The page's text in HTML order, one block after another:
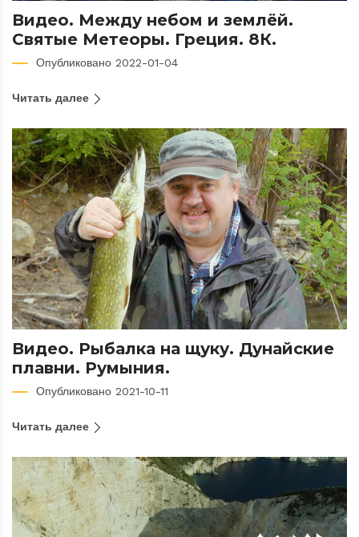
Видео. Между небом и землёй.
Святые Метеоры. Греция. 8К.
Опубликовано 2022-01-04
Читать далее
Видео. Рыбалка на щуку. Дунайские
плавни. Румыния.
Опубликовано 2021-10-11
Читать далее